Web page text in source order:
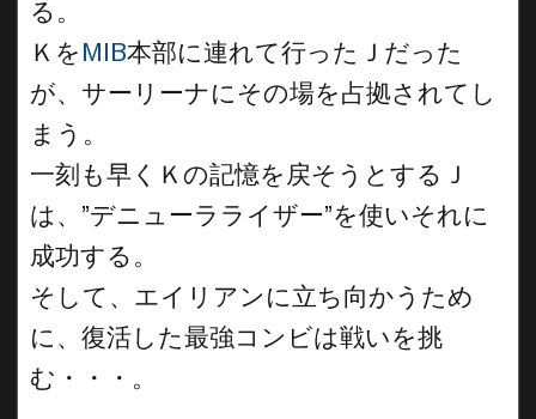
る。
Ｋを MIB本部に連れて行ったＪだった
が、サーリーナにその場を占拠されてし
まう。
一刻も早くＫの記憶を戻そうとするＪ
は、”デニューラライザー”を使いそれに
成功する。
そして、エイリアンに立ち向かうため
に、復活した最強コンビは戦いを挑
む・・・。